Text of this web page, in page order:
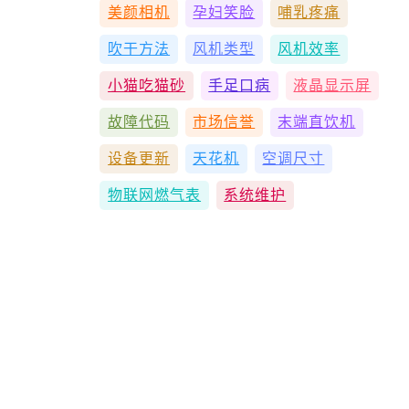
美颜相机 孕妇笑脸 哺乳疼痛
吹干方法 风机类型 风机效率
小猫吃猫砂 手足口病 液晶显示屏
故障代码 市场信誉 末端直饮机
设备更新 天花机 空调尺寸
物联网燃气表 系统维护